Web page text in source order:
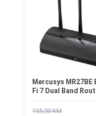
Mercusys MR27BE
Fi 7 Dual Band
155,00 KM